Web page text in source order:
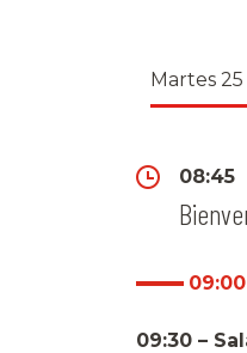
Martes
08:45
09:30 –